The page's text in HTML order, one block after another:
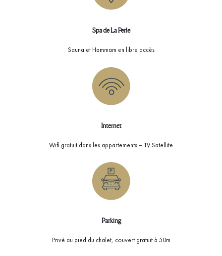
Spa de La Perle
Sauna et Hammam en libre accès
Internet
Wifi gratuit dans les appartements – TV Satellite
Parking
Privé au pied du chalet, couvert gratuit à 50m